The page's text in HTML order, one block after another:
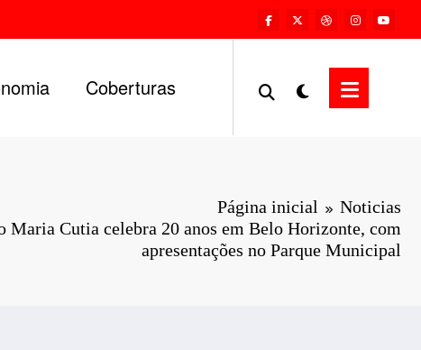
Coberturas
Página inicial
Noticias
Maria Cutia celebra 20 anos em Belo Horizonte, com
apresentações no Parque Municipal